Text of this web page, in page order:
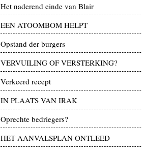
Het naderend einde van Blair
EEN ATOOMBOM HELPT
Opstand der burgers
VERVUILING OF VERSTERKING?
Verkeerd recept
IN PLAATS VAN IRAK
Oprechte bedriegers?
HET AANVALSPLAN ONTLEED